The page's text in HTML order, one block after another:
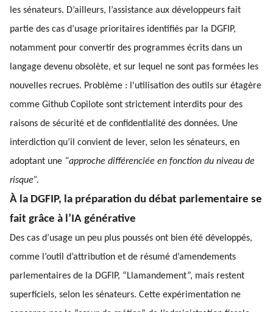
les sénateurs. D’ailleurs, l’assistance aux développeurs fait
partie des cas d’usage prioritaires identifiés par la DGFIP,
notamment pour convertir des programmes écrits dans un
langage devenu obsolète, et sur lequel ne sont pas formées les
nouvelles recrues. Problème : l'utilisation des outils sur étagère
comme Github Copilote sont strictement interdits pour des
raisons de sécurité et de confidentialité des données. Une
interdiction qu’il convient de lever, selon les sénateurs, en
adoptant une “approche différenciée en fonction du niveau de
risque”.
À la DGFIP, la préparation du débat parlementaire se
fait grâce à l’IA générative
Des cas d’usage un peu plus poussés ont bien été développés,
comme l’outil d’attribution et de résumé d’amendements
parlementaires de la DGFIP, “Llamandement”, mais restent
superficiels, selon les sénateurs. Cette expérimentation ne